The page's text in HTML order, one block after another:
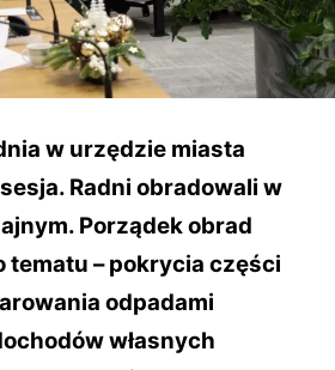
w urzędzie miasta
Radni obradowali w
Porządek obrad
tematu – pokrycia części
odpadami
własnych